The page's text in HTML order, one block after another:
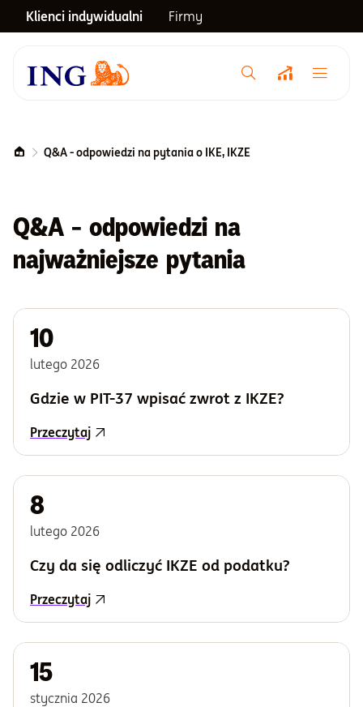
Klienci indywidualni Firmy
Menu główne
Inwestycje
Centrum pomocy
Informacje i dokumenty
O nas
Q&A - odpowiedzi na pytania o IKE, IKZE
Q&A - odpowiedzi na
najważniejsze pytania
10
lutego 2026
Gdzie w PIT-37 wpisać zwrot z IKZE?
Przeczytaj
8
lutego 2026
Czy da się odliczyć IKZE od podatku?
Przeczytaj
15
stycznia 2026